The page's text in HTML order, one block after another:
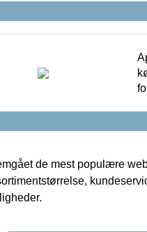
de mest populære